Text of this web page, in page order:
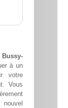
à un
votre
Vous